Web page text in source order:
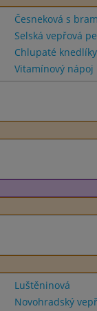
Česneková s
Selská vepřová
Chlupaté knedlíky
Vitamínový nápoj
Luštěninová
Novohradský